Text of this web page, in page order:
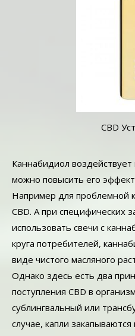
CBD
Каннабидиол
можно повысить его
Например для проблемной
CBD. А при специфических
использовать свечи с
круга потребителей,
виде чистого масляного
Однако здесь есть два
поступления CBD в
сублингвальный или
случае, капли